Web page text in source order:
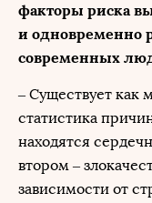
факторы риска
и одновременно
современных
– Существует как
статистика
находятся
втором –
зависимости от